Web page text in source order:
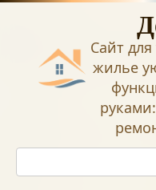
Перейти
Сайт для
жилье
Поиск: